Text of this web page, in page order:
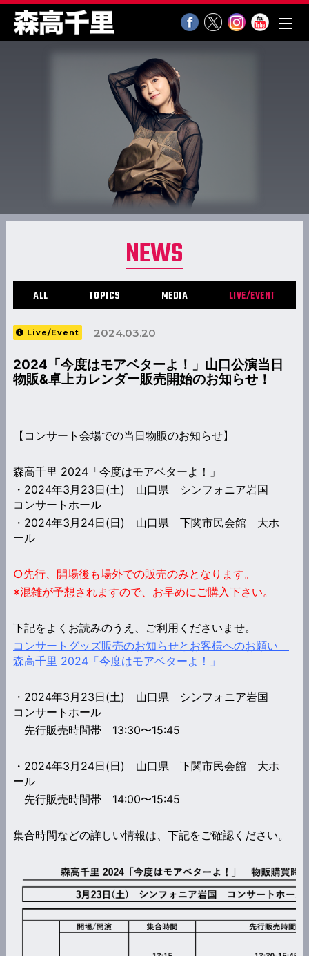
NEWS
ALL TOPICS MEDIA LIVE/EVENT
Live/Event 2024.03.20
2024「今度はモアベターよ！」山口公演当日
物販&卓上カレンダー販売開始のお知らせ！
【コンサート会場での当日物販のお知らせ】
森高千里 2024「今度はモアベターよ！」
・2024年3月23日(土) 山口県 シンフォニア岩国
コンサートホール
・2024年3月24日(日) 山口県 下関市民会館 大ホ
ール
○先行、開場後も場外での販売のみとなります。
※混雑が予想されますので、お早めにご購入下さい。
下記をよくお読みのうえ、ご利用くださいませ。
コンサートグッズ販売のお知らせとお客様へのお願い
森高千里 2024「今度はモアベターよ！」
・2024年3月23日(土) 山口県 シンフォニア岩国
コンサートホール
先行販売時間帯 13:30〜15:45
・2024年3月24日(日) 山口県 下関市民会館 大ホ
ール
先行販売時間帯 14:00〜15:45
集合時間などの詳しい情報は、下記をご確認ください。